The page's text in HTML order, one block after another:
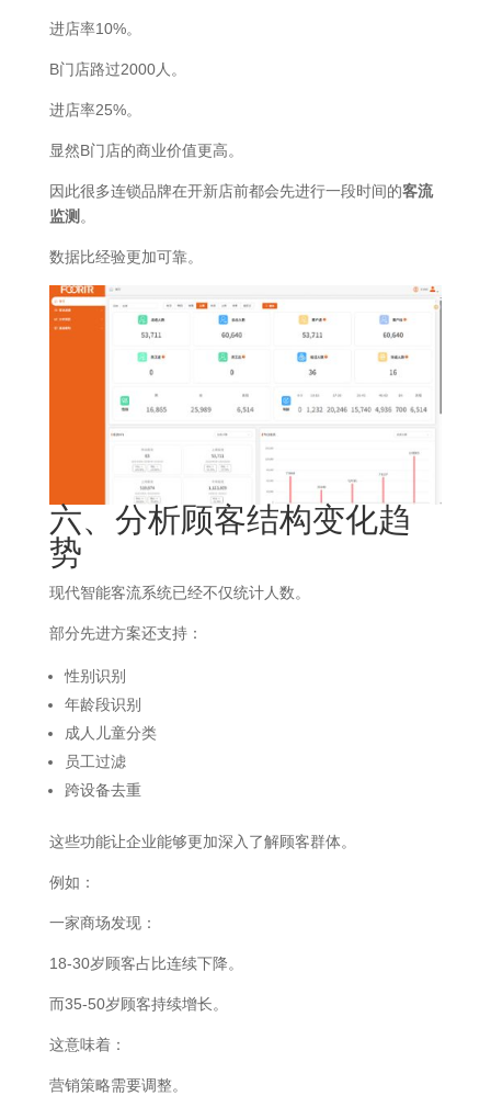
进店率10%。
B门店路过2000人。
进店率25%。
显然B门店的商业价值更高。
因此很多连锁品牌在开新店前都会先进行一段时间的客流
监测。
数据比经验更加可靠。
六、分析顾客结构变化趋
势
现代智能客流系统已经不仅统计人数。
部分先进方案还支持：
性别识别
年龄段识别
成人儿童分类
员工过滤
跨设备去重
这些功能让企业能够更加深入了解顾客群体。
例如：
一家商场发现：
18-30岁顾客占比连续下降。
而35-50岁顾客持续增长。
这意味着：
营销策略需要调整。